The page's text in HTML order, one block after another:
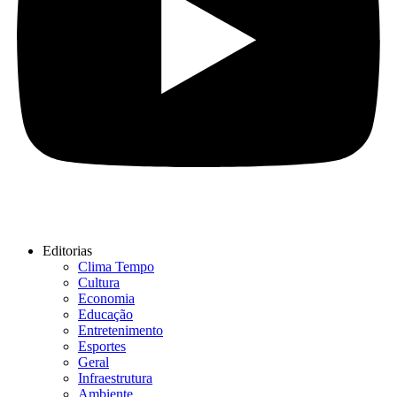
Editorias
Clima Tempo
Cultura
Economia
Educação
Entretenimento
Esportes
Geral
Infraestrutura
Ambiente